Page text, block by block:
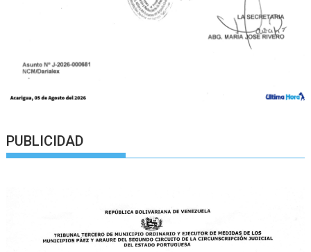
PUBLICIDAD